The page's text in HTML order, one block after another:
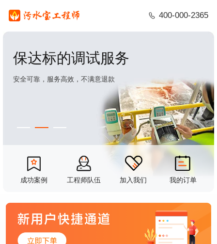
400-000-2365
保达标的调试服务
安全可靠，服务高效，不满意退款
成功案例 工程师队伍 加入我们 我的订单